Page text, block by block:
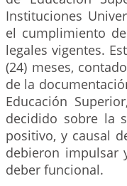
Instituciones
el cumplimiento
legales vigentes.
(24) meses,
de la
Educación
decidido sobre la
positivo, y causal
debieron impulsar
deber funcional.